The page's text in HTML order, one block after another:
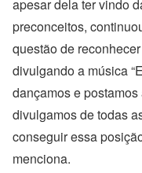
apesar dela ter vindo
preconceitos,
questão de
divulgando a música
dançamos e
divulgamos de todas
conseguir essa
menciona.